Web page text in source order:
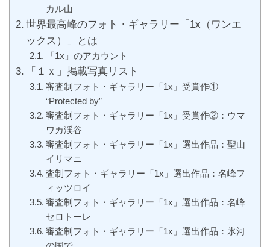
カル山
世界最高峰のフォト・ギャラリー「1x（ワンエ
ックス）」とは
「1x」のアカウント
「１ｘ」掲載写真リスト
審査制フォト・ギャラリー「1x」受賞作①
“Protected by”
審査制フォト・ギャラリー「1x」受賞作②：ウマ
ワカ渓谷
審査制フォト・ギャラリー「1x」選出作品：聖山
イリマニ
査制フォト・ギャラリー「1x」選出作品：名峰フ
ィッツロイ
審査制フォト・ギャラリー「1x」選出作品：名峰
セロトーレ
審査制フォト・ギャラリー「1x」選出作品：氷河